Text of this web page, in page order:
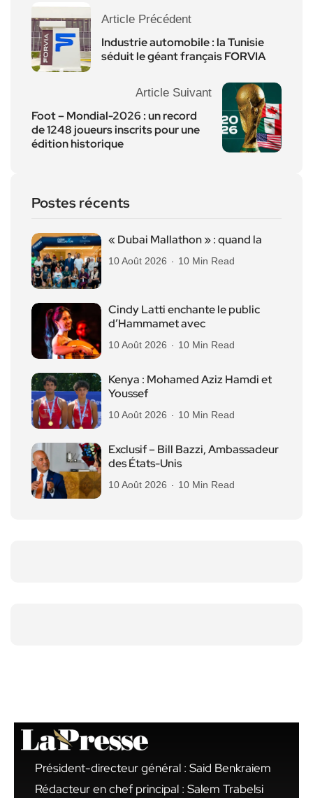
Article Précédent
Industrie automobile : la Tunisie
séduit le géant français FORVIA
Article Suivant
Foot – Mondial-2026 : un record
de 1248 joueurs inscrits pour une
édition historique
Postes récents
« Dubai Mallathon » : quand la
10 Août 2026 10 Min Read
Cindy Latti enchante le public
d’Hammamet avec
10 Août 2026 10 Min Read
Kenya : Mohamed Aziz Hamdi et
Youssef
10 Août 2026 10 Min Read
Exclusif – Bill Bazzi, Ambassadeur
des États-Unis
10 Août 2026 10 Min Read
Président-directeur général : Said Benkraiem
Rédacteur en chef principal : Salem Trabelsi